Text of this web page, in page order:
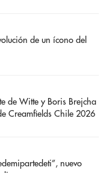
de un ícono del
de Witte y Boris Brejcha
Creamfields Chile 2026
nuevo